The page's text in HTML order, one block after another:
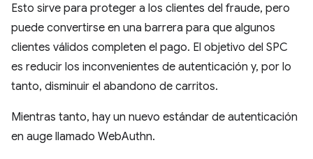
Esto sirve para proteger a los clientes del fraude, pero
puede convertirse en una barrera para que algunos
clientes válidos completen el pago. El objetivo del SPC
es reducir los inconvenientes de autenticación y, por lo
tanto, disminuir el abandono de carritos.
Mientras tanto, hay un nuevo estándar de autenticación
en auge llamado WebAuthn.